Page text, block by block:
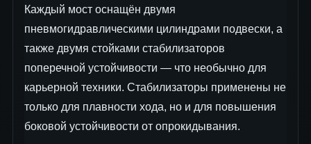
Каждый мост оснащён двумя
пневмогидравлическими цилиндрами подвески, а
также двумя стойками стабилизаторов
поперечной устойчивости — что необычно для
карьерной техники. Стабилизаторы применены не
только для плавности хода, но и для повышения
боковой устойчивости от опрокидывания.